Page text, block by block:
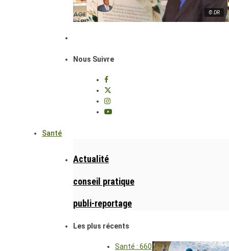
© DR
Nous Suivre
Santé
Actualité
conseil pratique
publi-reportage
Les plus récents
Santé : 660